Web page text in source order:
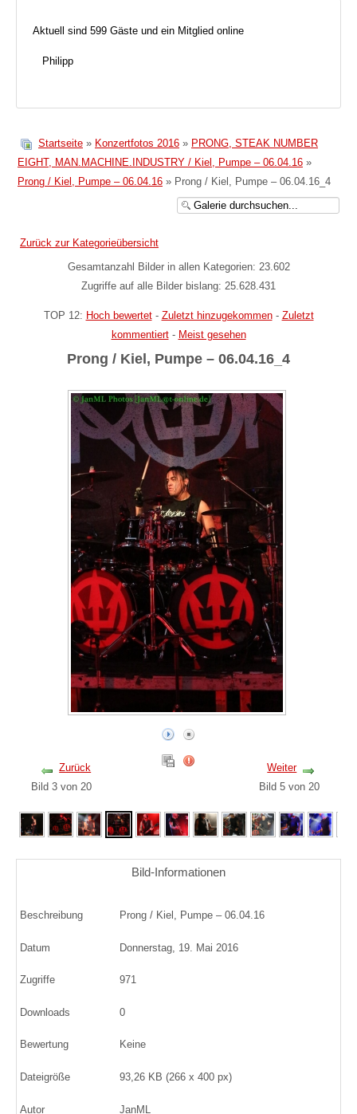
Aktuell sind 599 Gäste und ein Mitglied online
Philipp
Startseite » Konzertfotos 2016 » PRONG, STEAK NUMBER
EIGHT, MAN.MACHINE.INDUSTRY / Kiel, Pumpe – 06.04.16 »
Prong / Kiel, Pumpe – 06.04.16 » Prong / Kiel, Pumpe – 06.04.16_4
Zurück zur Kategorieübersicht
Gesamtanzahl Bilder in allen Kategorien: 23.602
Zugriffe auf alle Bilder bislang: 25.628.431
TOP 12: Hoch bewertet- Zuletzt hinzugekommen- Zuletzt
kommentiert- Meist gesehen
Prong / Kiel, Pumpe – 06.04.16_4
Zurück
Bild 3 von 20
Weiter
Bild 5 von 20
Bild-Informationen
Beschreibung Prong / Kiel, Pumpe – 06.04.16
Datum Donnerstag, 19. Mai 2016
Zugriffe 971
Downloads 0
Bewertung Keine
Dateigröße 93,26 KB (266 x 400 px)
Autor JanML